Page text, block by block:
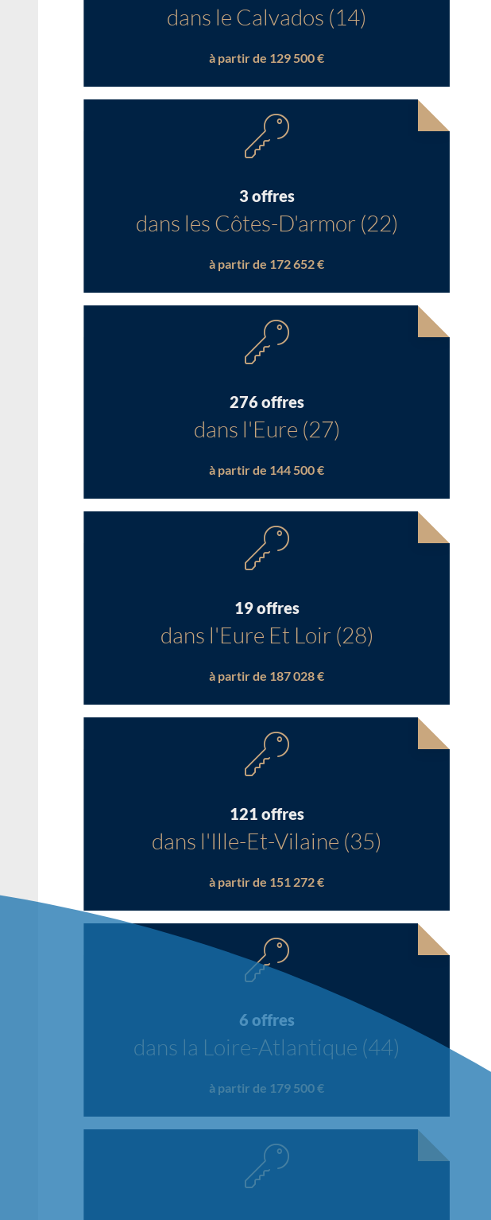
dans le Calvados (14)
à partir de 129 500 €
3 offres
dans les Côtes-D'armor (22)
à partir de 172 652 €
276 offres
dans l'Eure (27)
à partir de 144 500 €
19 offres
dans l'Eure Et Loir (28)
à partir de 187 028 €
121 offres
dans l'Ille-Et-Vilaine (35)
à partir de 151 272 €
6 offres
dans la Loire-Atlantique (44)
à partir de 179 500 €